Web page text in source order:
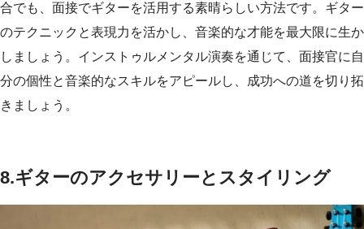
合でも、面接でギターを活用する素晴らしい方法です。ギター
のテクニックと表現力を活かし、音楽的な才能を最大限に生か
しましょう。インストゥルメンタル演奏を通じて、面接官に自
分の個性と音楽的なスキルをアピールし、成功への道を切り拓
きましょう。
8.ギターのアクセサリーとスタイリング